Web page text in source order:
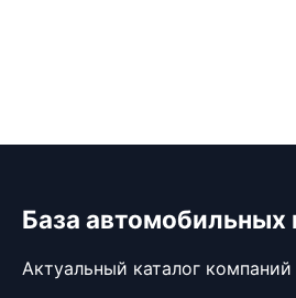
База автомобильных
Актуальный каталог